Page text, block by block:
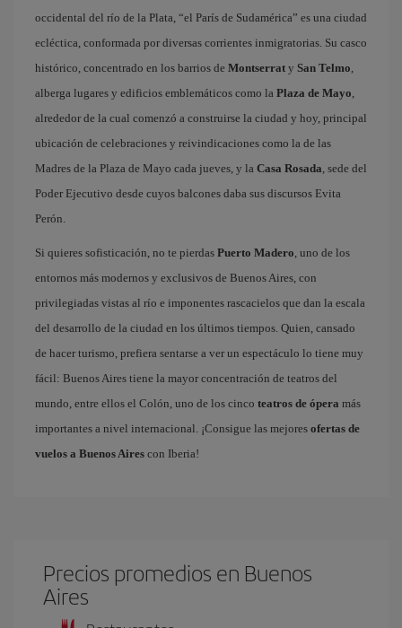
occidental del río de la Plata, “el París de Sudamérica” es una ciudad
ecléctica, conformada por diversas corrientes inmigratorias. Su casco
histórico, concentrado en los barrios de Montserrat y San Telmo,
alberga lugares y edificios emblemáticos como la Plaza de Mayo,
alrededor de la cual comenzó a construirse la ciudad y hoy, principal
ubicación de celebraciones y reivindicaciones como la de las
Madres de la Plaza de Mayo cada jueves, y la Casa Rosada, sede del
Poder Ejecutivo desde cuyos balcones daba sus discursos Evita
Perón.
Si quieres sofisticación, no te pierdas Puerto Madero, uno de los
entornos más modernos y exclusivos de Buenos Aires, con
privilegiadas vistas al río e imponentes rascacielos que dan la escala
del desarrollo de la ciudad en los últimos tiempos. Quien, cansado
de hacer turismo, prefiera sentarse a ver un espectáculo lo tiene muy
fácil: Buenos Aires tiene la mayor concentración de teatros del
mundo, entre ellos el Colón, uno de los cinco teatros de ópera más
importantes a nivel internacional. ¡Consigue las mejores ofertas de
vuelos a Buenos Aires con Iberia!
Precios promedios en Buenos
Aires